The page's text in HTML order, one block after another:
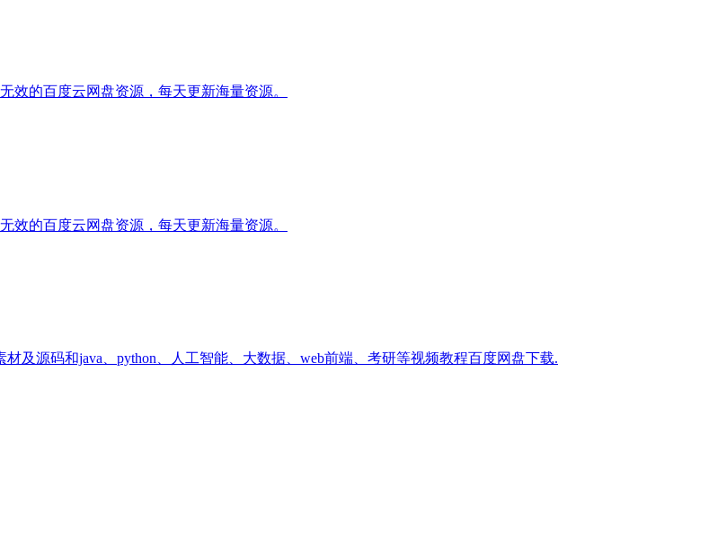
效的百度云网盘资源，每天更新海量资源。
效的百度云网盘资源，每天更新海量资源。
及源码和java、python、人工智能、大数据、web前端、考研等视频教程百度网盘下载.